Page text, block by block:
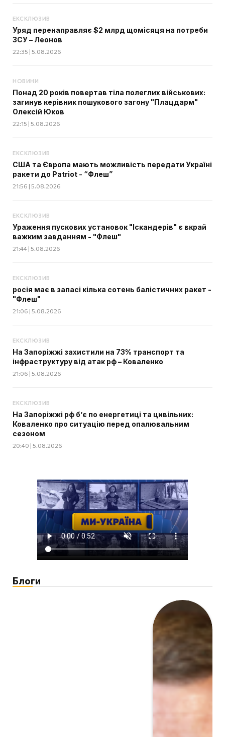
ЕКСКЛЮЗИВ
Уряд перенаправляє $2 млрд щомісяця на потреби
ЗСУ – Леонов
22:35 | 5.08.2026
НОВИНИ
Понад 20 років повертав тіла полеглих військових:
загинув керівник пошукового загону "Плацдарм"
Олексій Юков
22:15 | 5.08.2026
ЕКСКЛЮЗИВ
США та Європа мають можливість передати Україні
ракети до Patriot - “Флеш”
21:56 | 5.08.2026
ЕКСКЛЮЗИВ
Ураження пускових установок "Іскандерів" є вкрай
важким завданням - "Флеш"
21:44 | 5.08.2026
ЕКСКЛЮЗИВ
росія має в запасі кілька сотень балістичних ракет -
"Флеш"
21:06 | 5.08.2026
ЕКСКЛЮЗИВ
На Запоріжжі захистили на 73% транспорт та
інфраструктуру від атак рф – Коваленко
21:06 | 5.08.2026
ЕКСКЛЮЗИВ
На Запоріжжі рф б’є по енергетиці та цивільних:
Коваленко про ситуацію перед опалювальним
сезоном
20:40 | 5.08.2026
Блоги